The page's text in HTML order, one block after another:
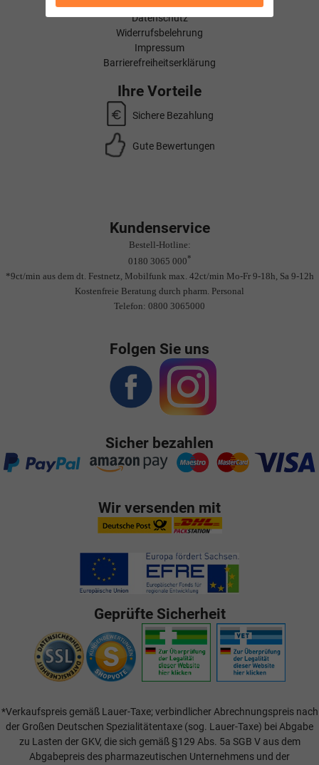
Datenschutz
Widerrufsbelehrung
Impressum
Barrierefreiheitserklärung
Ihre Vorteile
Sichere Bezahlung
Gute Bewertungen
Kundenservice
Bestell-Hotline:
0180 3065 000*
*9ct/min aus dem dt. Festnetz, Mobilfunk max. 42ct/min Mo-Fr 9-18h, Sa 9-12h
Kostenfreie Beratung durch pharm. Personal
Telefon: 0800 3065000
Folgen Sie uns
Sicher bezahlen
Wir versenden mit
Geprüfte Sicherheit
*Verkaufspreis gemäß Lauer-Taxe; verbindlicher Abrechnungspreis nach
der Großen Deutschen Spezialitätentaxe (sog. Lauer-Taxe) bei Abgabe
zu Lasten der GKV, die sich gemäß §129 Abs. 5a SGB V aus dem
Abgabepreis des pharmazeutischen Unternehmens und der